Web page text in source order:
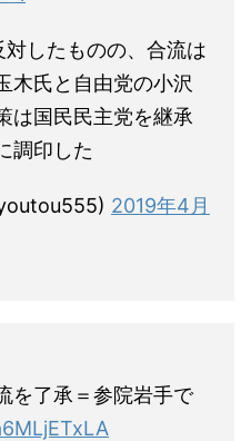
したものの、合流は
木氏と自由党の小沢
は国民民主党を継承
調印した
2019年4月
を了承＝参院岩手で